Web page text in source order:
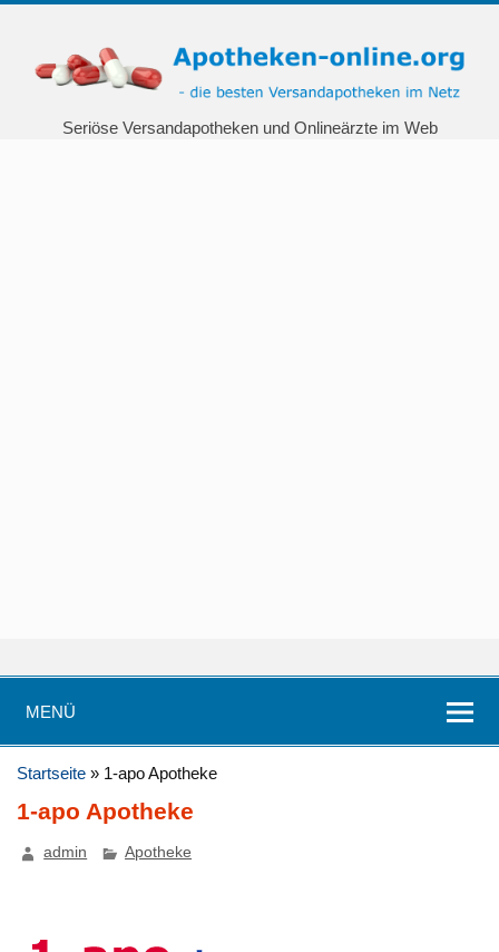
Seriöse Versandapotheken und Onlineärzte im Web
MENÜ
Startseite » 1-apo Apotheke
1-apo Apotheke
admin Apotheke